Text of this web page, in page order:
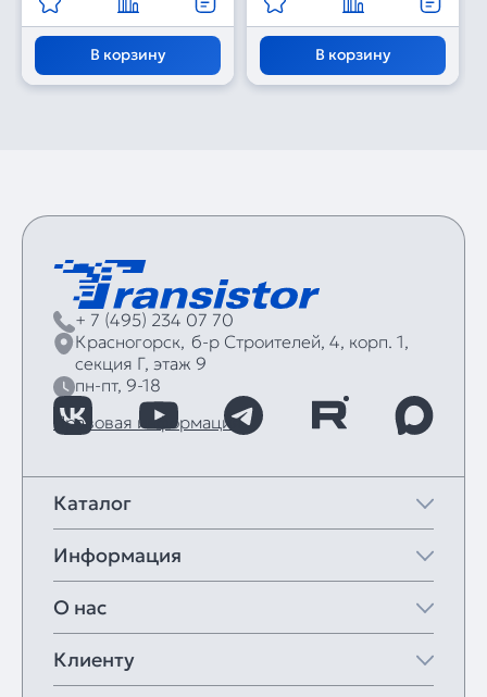
В корзину В корзину
+ 7 (495) 234 07 70
Красногорск, б‑р Строителей, 4, корп. 1,
секция Г, этаж 9
пн-пт, 9-18
Правовая информация
Каталог
Информация
О нас
Клиенту